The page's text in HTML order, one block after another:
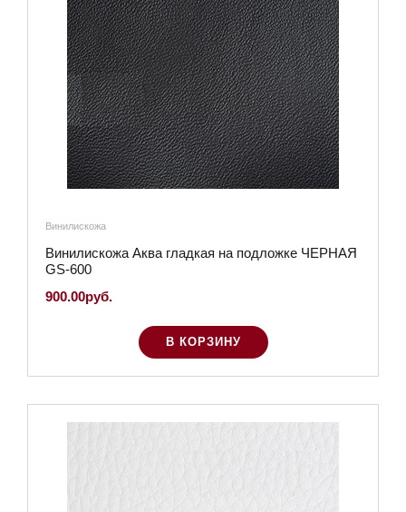
Винилискожа
Винилискожа Аква гладкая на подложке ЧЕРНАЯ
GS-600
900.00руб.
В КОРЗИНУ